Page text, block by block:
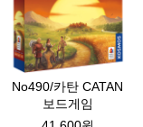
No490/카탄 CATAN
보드게임